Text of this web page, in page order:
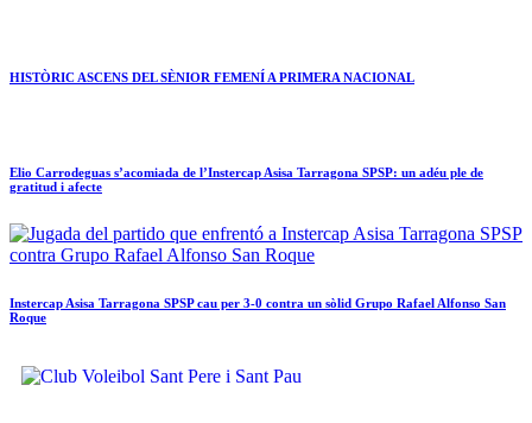
HISTÒRIC ASCENS DEL SÈNIOR FEMENÍ A PRIMERA NACIONAL
Elio Carrodeguas s’acomiada de l’Instercap Asisa Tarragona SPSP: un adéu ple de
gratitud i afecte
Instercap Asisa Tarragona SPSP cau per 3-0 contra un sòlid Grupo Rafael Alfonso San
Roque